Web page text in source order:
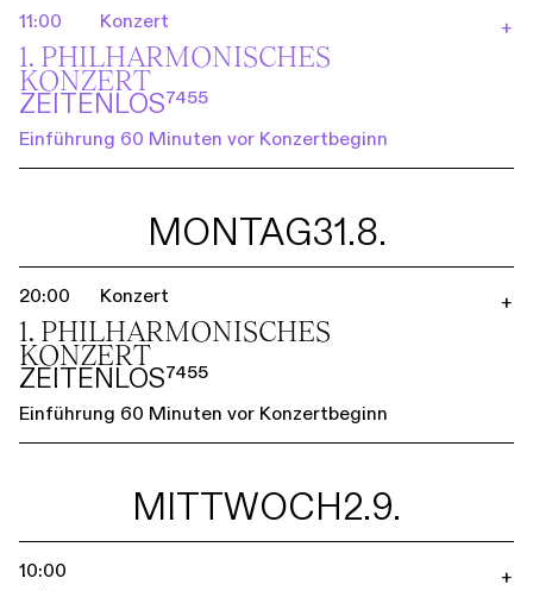
11:00 Konzert
1. PHILHARMO­NISCHES
KONZERT
ZEITENLOS⁷⁴⁵⁵
Einführung 60 Minuten vor Konzertbeginn
+
MONTAG31.8.
20:00 Konzert
1. PHILHARMO­NISCHES
KONZERT
ZEITENLOS⁷⁴⁵⁵
Einführung 60 Minuten vor Konzertbeginn
+
MITTWOCH2.9.
10:00 +